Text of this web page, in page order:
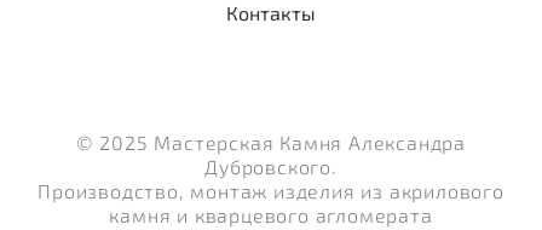
Контакты
© 2025 Мастерская Камня Александра
Дубровского.
Производство, монтаж изделия из акрилового
камня и кварцевого агломерата